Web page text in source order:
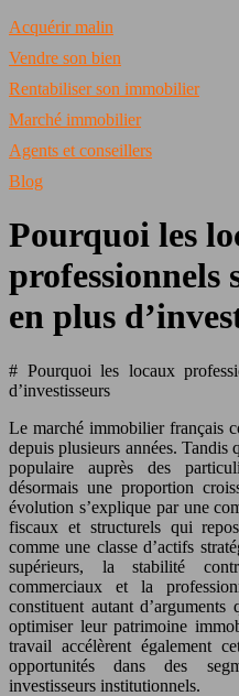
Acquérir malin
Vendre son bien
Rentabiliser son immobilier
Marché immobilier
Agents et conseillers
Blog
Pourquoi les
professionnels
en plus
# Pourquoi les locaux
d’investisseurs
Le marché immobilier français
depuis plusieurs années. Tandis
populaire auprès des
désormais une proportion
évolution s’explique par une
fiscaux et structurels qui
comme une classe d’actifs
supérieurs, la stabilité
commerciaux et la
constituent autant
optimiser leur patrimoine
travail accélèrent également
opportunités dans des
investisseurs institutionnels.